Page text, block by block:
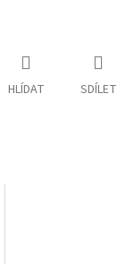
HLÍDAT SDÍLET